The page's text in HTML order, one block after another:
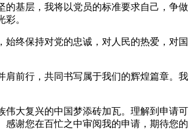
的基层，我将以党员的标准要求自己，争做
。
终保持对党的忠诚，对人民的热爱，对国
肩前行，共同书写属于我们的辉煌篇章。我
伟大复兴的中国梦添砖加瓦。理解到申请可
谢您在百忙之中审阅我的申请，期待您的